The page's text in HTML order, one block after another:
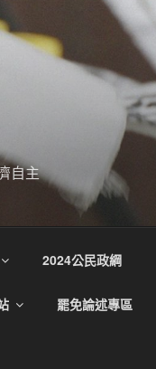
自主
2024公民政綱
罷免論述專區